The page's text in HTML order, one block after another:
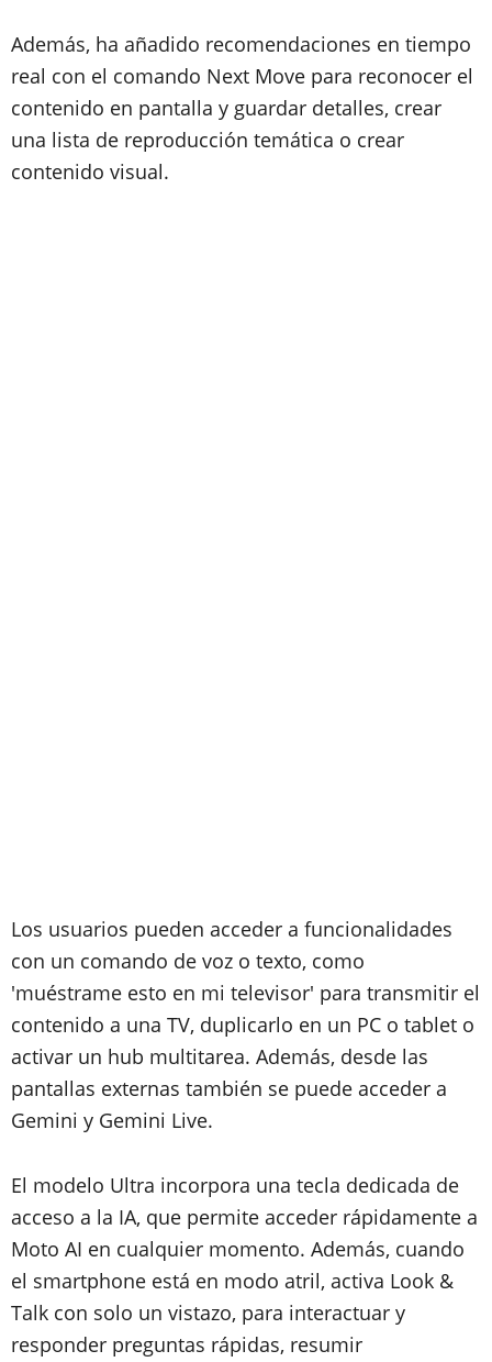
Además, ha añadido recomendaciones en tiempo
real con el comando Next Move para reconocer el
contenido en pantalla y guardar detalles, crear
una lista de reproducción temática o crear
contenido visual.
Los usuarios pueden acceder a funcionalidades
con un comando de voz o texto, como
'muéstrame esto en mi televisor' para transmitir el
contenido a una TV, duplicarlo en un PC o tablet o
activar un hub multitarea. Además, desde las
pantallas externas también se puede acceder a
Gemini y Gemini Live.
El modelo Ultra incorpora una tecla dedicada de
acceso a la IA, que permite acceder rápidamente a
Moto AI en cualquier momento. Además, cuando
el smartphone está en modo atril, activa Look &
Talk con solo un vistazo, para interactuar y
responder preguntas rápidas, resumir